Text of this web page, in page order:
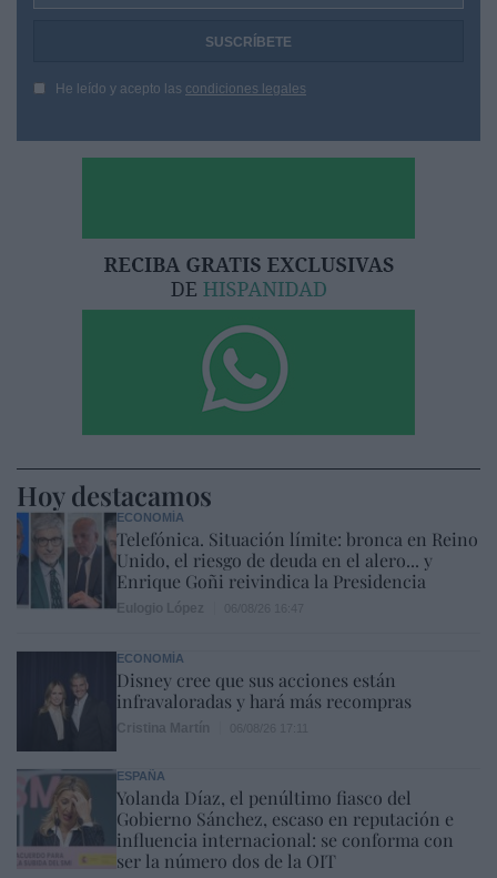
He leído y acepto las condiciones legales
Hoy destacamos
ECONOMÍA
Telefónica. Situación límite: bronca en Reino
Unido, el riesgo de deuda en el alero... y
Enrique Goñi reivindica la Presidencia
ECONOMÍA
Disney cree que sus acciones están
infravaloradas y hará más recompras
ESPAÑA
Yolanda Díaz, el penúltimo fiasco del
Gobierno Sánchez, escaso en reputación e
influencia internacional: se conforma con
ser la número dos de la OIT